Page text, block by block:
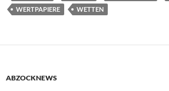
WERTPAPIERE
WETTEN
ABZOCKNEWS